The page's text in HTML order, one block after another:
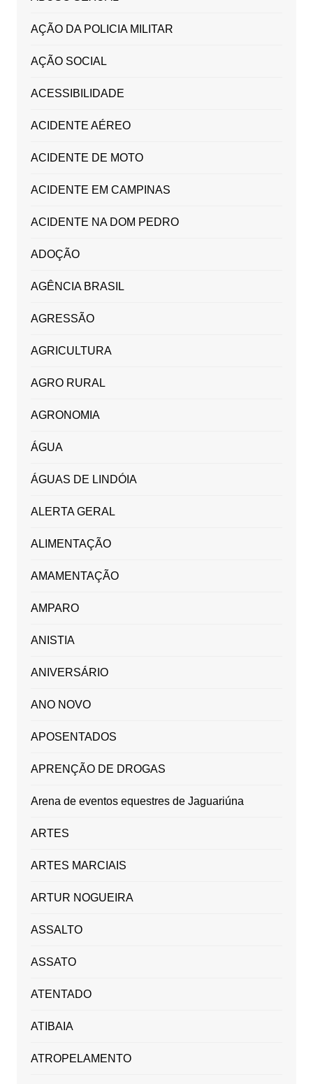
AÇÃO DA POLICIA MILITAR
AÇÃO SOCIAL
ACESSIBILIDADE
ACIDENTE AÉREO
ACIDENTE DE MOTO
ACIDENTE EM CAMPINAS
ACIDENTE NA DOM PEDRO
ADOÇÃO
AGÊNCIA BRASIL
AGRESSÃO
AGRICULTURA
AGRO RURAL
AGRONOMIA
ÁGUA
ÁGUAS DE LINDÓIA
ALERTA GERAL
ALIMENTAÇÃO
AMAMENTAÇÃO
AMPARO
ANISTIA
ANIVERSÁRIO
ANO NOVO
APOSENTADOS
APRENÇÃO DE DROGAS
Arena de eventos equestres de Jaguariúna
ARTES
ARTES MARCIAIS
ARTUR NOGUEIRA
ASSALTO
ASSATO
ATENTADO
ATIBAIA
ATROPELAMENTO